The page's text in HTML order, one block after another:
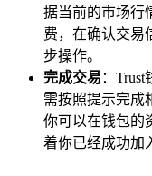
据当前的市场行
费，在确认交易
步操作。
完成交易 ：
需按照提示完成
你可以在钱包的
着你已经成功加